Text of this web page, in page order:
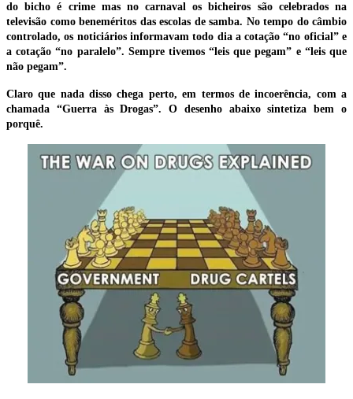
do bicho é crime mas no carnaval os bicheiros são celebrados na
televisão como beneméritos das escolas de samba. No tempo do câmbio
controlado, os noticiários informavam todo dia a cotação “no oficial” e
a cotação “no paralelo”. Sempre tivemos “leis que pegam” e “leis que
não pegam”.
Claro que nada disso chega perto, em termos de incoerência, com a
chamada “Guerra às Drogas”. O desenho abaixo sintetiza bem o
porquê.